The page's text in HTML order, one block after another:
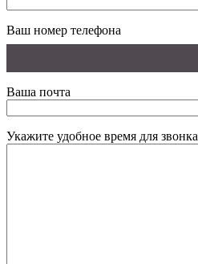
Ваш номер телефона
Ваша почта
Укажите удобное время для звонка